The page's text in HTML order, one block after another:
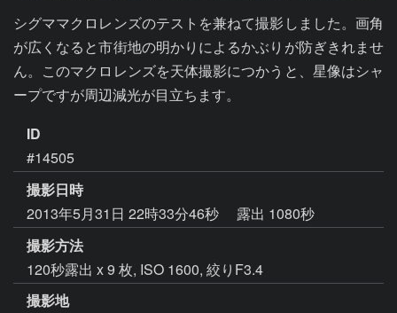
シグママクロレンズのテストを兼ねて撮影しました。画角
が広くなると市街地の明かりによるかぶりが防ぎきれませ
ん。このマクロレンズを天体撮影につかうと、星像はシャ
ープですが周辺減光が目立ちます。
ID
#14505
撮影日時
2013年5月31日 22時33分46秒
露出 1080秒
撮影方法
120秒露出 x 9 枚, ISO 1600, 絞りF3.4
撮影地